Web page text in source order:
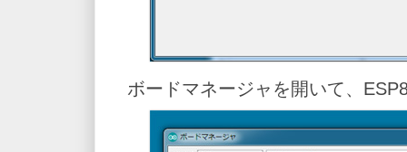
ボードマネージャを開いて、